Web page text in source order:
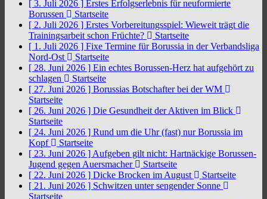
[ 3. Juli 2026 ] Erstes Erfolgserlebnis für neuformierte
Borussen
Startseite
[ 2. Juli 2026 ] Erstes Vorbereitungsspiel: Wieweit trägt die
Trainingsarbeit schon Früchte?
Startseite
[ 1. Juli 2026 ] Fixe Termine für Borussia in der Verbandsliga
Nord-Ost
Startseite
[ 28. Juni 2026 ] Ein echtes Borussen-Herz hat aufgehört zu
schlagen
Startseite
[ 27. Juni 2026 ] Borussias Botschafter bei der WM
Startseite
[ 26. Juni 2026 ] Die Gesundheit der Aktiven im Blick
Startseite
[ 24. Juni 2026 ] Rund um die Uhr (fast) nur Borussia im
Kopf
Startseite
[ 23. Juni 2026 ] Aufgeben gilt nicht: Hartnäckige Borussen-
Jugend gegen Auersmacher
Startseite
[ 22. Juni 2026 ] Dicke Brocken im August
Startseite
[ 21. Juni 2026 ] Schwitzen unter sengender Sonne
Startseite